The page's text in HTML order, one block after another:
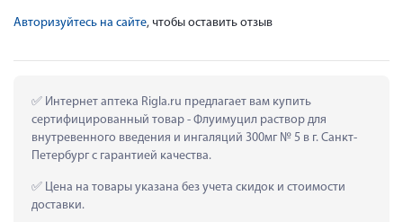
Авторизуйтесь на сайте, чтобы оставить отзыв
Интернет аптека Rigla.ru предлагает вам купить
сертифицированный товар - Флуимуцил раствор для
внутревенного введения и ингаляций 300мг № 5 в г. Санкт-
Петербург с гарантией качества.
Цена на товары указана без учета скидок и стоимости
доставки.